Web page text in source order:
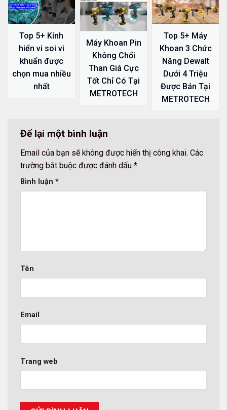
Top 5+ Kính
hiển vi soi vi
khuẩn được
chọn mua nhiều
nhất
Máy Khoan Pin
Không Chổi
Than Giá Cực
Tốt Chỉ Có Tại
METROTECH
Top 5+ Máy
Khoan 3 Chức
Năng Dewalt
Dưới 4 Triệu
Được Bán Tại
METROTECH
Để lại một bình luận
Email của bạn sẽ không được hiển thị công khai. Các
trường bắt buộc được đánh dấu *
Bình luận *
Tên
Email
Trang web